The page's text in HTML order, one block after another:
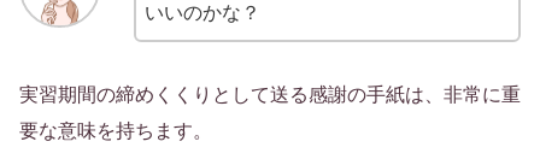
いいのかな？
実習期間の締めくくりとして送る感謝の手紙は、非常に重
要な意味を持ちます。